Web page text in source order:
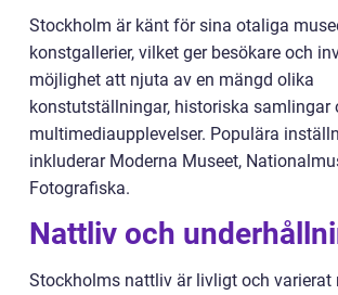
Stockholm är känt för sina otaliga
konstgallerier, vilket ger besökare och
möjlighet att njuta av en mängd olika
konstutställningar, historiska samlingar
multimediaupplevelser. Populära
inkluderar Moderna Museet,
Fotografiska.
Nattliv och
Stockholms nattliv är livligt och varierat